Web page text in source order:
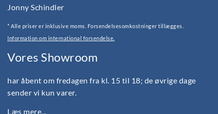
Jonny Schindler
* Alle priser er inklusive moms. Forsendelsesomkostninger tillægges.
Information om international forsendelse.
Vores Showroom
har åbent om fredagen fra kl. 15 til 18; de øvrige dage
sender vi kun varer.
Læs mere...